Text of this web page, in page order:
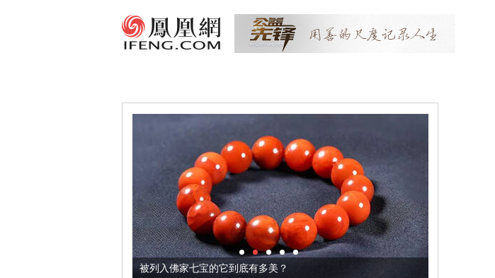
被列入佛家七宝的它到底有多美？ 这个3.2米的